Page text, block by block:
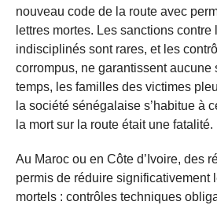
nouveau code de la route avec
lettres mortes. Les sanctions
indisciplinés sont rares, et les
corrompus, ne garantissent aucune
temps, les familles des victimes
la société sénégalaise s’habitue à
la mort sur la route était une fatalité.
Au Maroc ou en Côte d’Ivoire, des
permis de réduire significativement
mortels : contrôles techniques